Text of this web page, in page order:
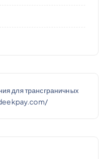
для трансграничных